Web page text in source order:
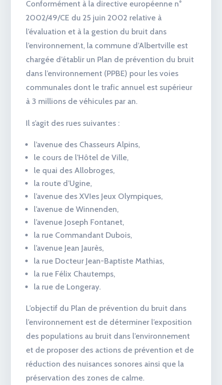
Conformément à la directive européenne n°
2002/49/CE du 25 juin 2002 relative à
l’évaluation et à la gestion du bruit dans
l’environnement, la commune d’Albertville est
chargée d’établir un Plan de prévention du bruit
dans l’environnement (PPBE) pour les voies
communales dont le trafic annuel est supérieur
à 3 millions de véhicules par an.
Il s’agit des rues suivantes :
l’avenue des Chasseurs Alpins,
le cours de l’Hôtel de Ville,
le quai des Allobroges,
la route d’Ugine,
l’avenue des XVIes Jeux Olympiques,
l’avenue de Winnenden,
l’avenue Joseph Fontanet,
la rue Commandant Dubois,
l’avenue Jean Jaurès,
la rue Docteur Jean-Baptiste Mathias,
la rue Félix Chautemps,
la rue de Longeray.
L’objectif du Plan de prévention du bruit dans
l’environnement est de déterminer l’exposition
des populations au bruit dans l’environnement
et de proposer des actions de prévention et de
réduction des nuisances sonores ainsi que la
préservation des zones de calme.